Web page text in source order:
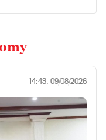
14:43, 09/08/2026